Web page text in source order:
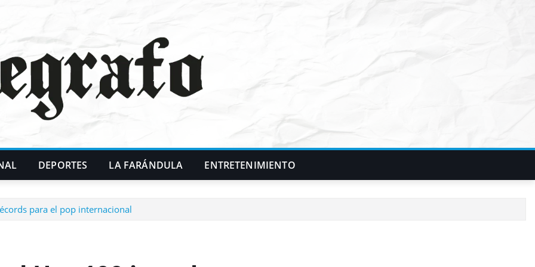
DEPORTES LA FARÁNDULA ENTRETENIMIENTO
para el pop internacional